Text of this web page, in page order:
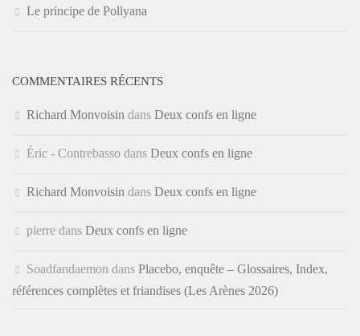
Le principe de Pollyana
COMMENTAIRES RÉCENTS
Richard Monvoisin dans Deux confs en ligne
Éric - Contrebasso dans Deux confs en ligne
Richard Monvoisin dans Deux confs en ligne
pierre dans Deux confs en ligne
Soadfandaemon dans Placebo, enquête – Glossaires, Index,
références complètes et friandises (Les Arènes 2026)